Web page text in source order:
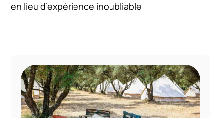
en lieu d’expérience inoubliable